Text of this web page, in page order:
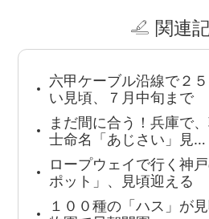
関連
六甲ケーブル沿線で２
い見頃、７月中旬まで
まだ間に合う！兵庫で
士命名「あじさい」見…
ロープウェイで行く神
ポット」、見頃迎える
１００種の「ハス」が